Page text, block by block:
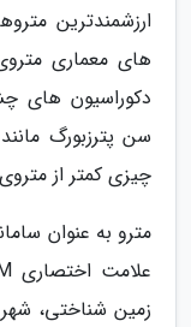
ارزشمندترین
های معماری
دکوراسیون های
سن پترزبورگ
چیزی کمتر از
مترو به عنوان
زمین شناختی،